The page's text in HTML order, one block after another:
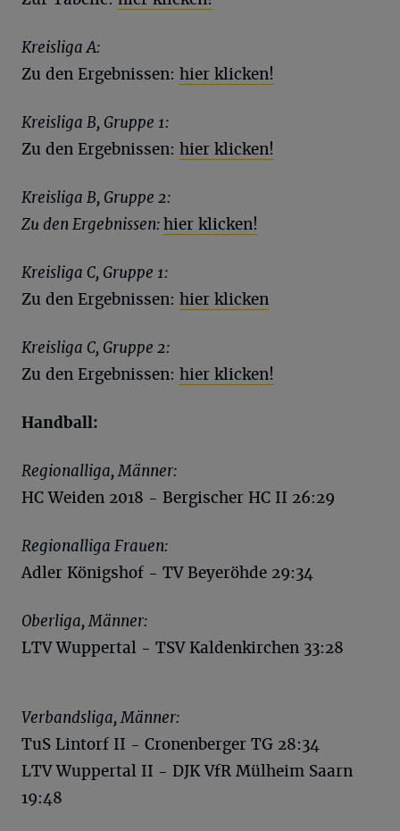
Kreisliga A:
Zu den Ergebnissen: hier klicken!
Kreisliga B, Gruppe 1:
Zu den Ergebnissen: hier klicken!
Kreisliga B, Gruppe 2:
Zu den Ergebnissen:hier klicken!
Kreisliga C, Gruppe 1:
Zu den Ergebnissen: hier klicken
Kreisliga C, Gruppe 2:
Zu den Ergebnissen: hier klicken!
Handball:
Regionalliga, Männer:
HC Weiden 2018 - Bergischer HC II 26:29
Regionalliga Frauen:
Adler Königshof - TV Beyeröhde 29:34
Oberliga, Männer:
LTV Wuppertal - TSV Kaldenkirchen 33:28
Verbandsliga, Männer:
TuS Lintorf II - Cronenberger TG 28:34
LTV Wuppertal II - DJK VfR Mülheim Saarn
19:48